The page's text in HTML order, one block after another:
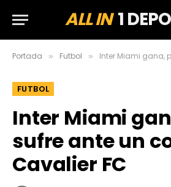
ALL IN1
Portada » Futbol » Inter Miami gana, pero
FUTBOL
Inter Miami
sufre ante un
Cavalier FC